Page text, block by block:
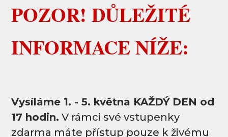
POZOR! DŮLEŽITÉ
INFORMACE NÍŽE:
Vysíláme 1. - 5. května KAŽDÝ DEN od
17 hodin. V rámci své vstupenky
zdarma máte přístup pouze k živému